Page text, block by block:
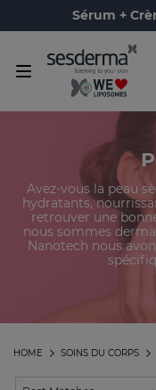
Sérum +
Avez-vous la peau
hydratants,
retrouver une
nous sommes
Nanotech nous
SOINS DU CORPS
HOME